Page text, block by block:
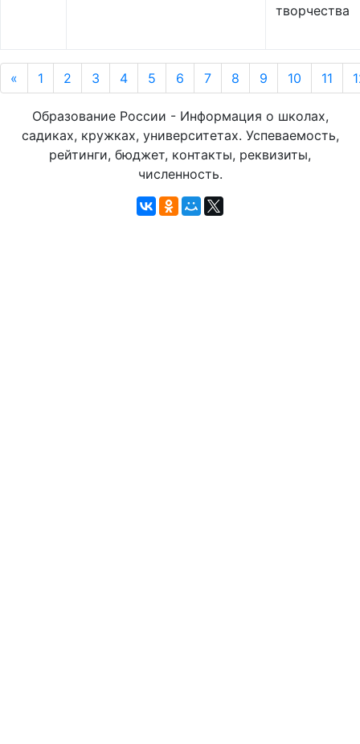
творчества
« 1 2 3 4 5 6 7 8 9 10 11
Образование России - Информация о школах,
садиках, кружках, университетах. Успеваемость,
рейтинги, бюджет, контакты, реквизиты,
численность.